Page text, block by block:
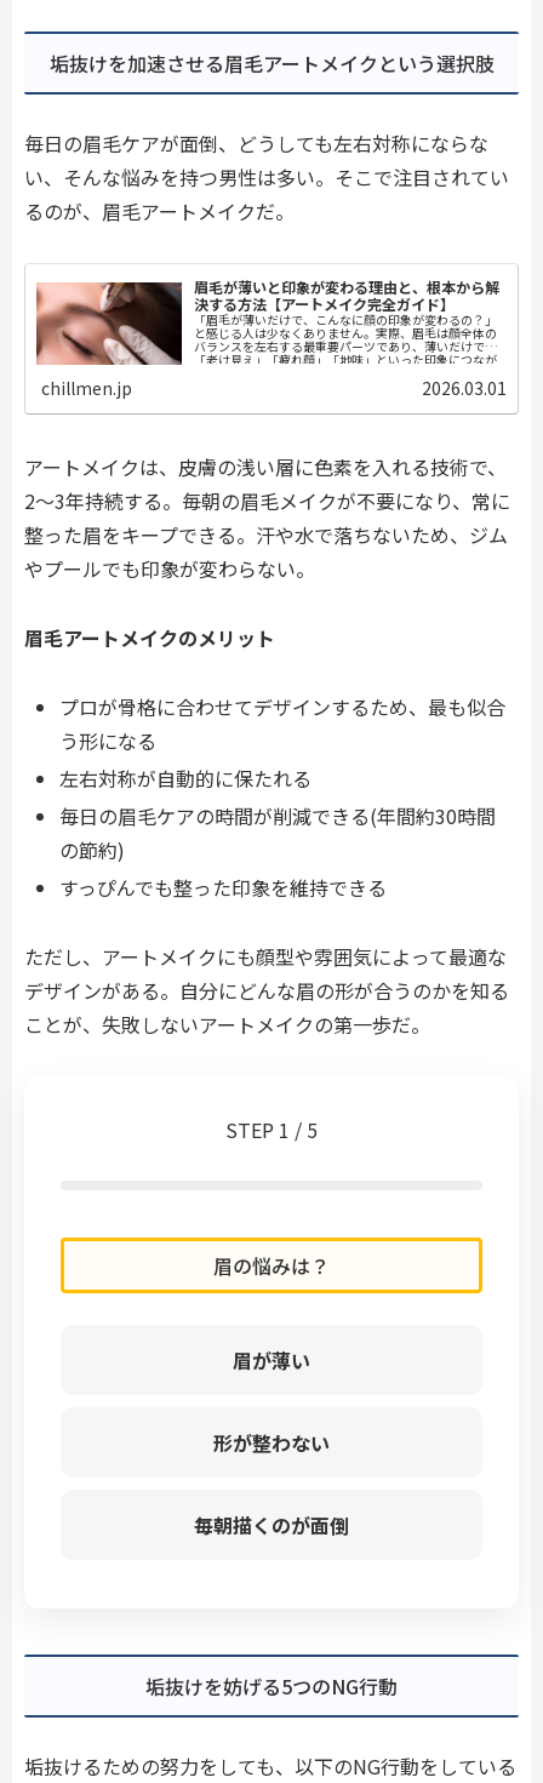
垢抜けを加速させる眉毛アートメイクという選択肢
毎日の眉毛ケアが面倒、どうしても左右対称にならな
い、そんな悩みを持つ男性は多い。そこで注目されてい
るのが、眉毛アートメイクだ。
眉毛が薄いと印象が変わる理由と、根本から解
決する方法【アートメイク完全ガイド】
「眉毛が薄いだけで、こんなに顔の印象が変わるの？」
と感じる人は少なくありません。実際、眉毛は顔全体の
バランスを左右する最重要パーツであり、薄いだけで
「老け見え」「疲れ顔」「地味」といった印象につなが
chillmen.jp 2026.03.01
アートメイクは、皮膚の浅い層に色素を入れる技術で、
2〜3年持続する。毎朝の眉毛メイクが不要になり、常に
整った眉をキープできる。汗や水で落ちないため、ジム
やプールでも印象が変わらない。
眉毛アートメイクのメリット
プロが骨格に合わせてデザインするため、最も似合
う形になる
左右対称が自動的に保たれる
毎日の眉毛ケアの時間が削減できる(年間約30時間
の節約)
すっぴんでも整った印象を維持できる
ただし、アートメイクにも顔型や雰囲気によって最適な
デザインがある。自分にどんな眉の形が合うのかを知る
ことが、失敗しないアートメイクの第一歩だ。
STEP 1 / 5
眉の悩みは？
眉が薄い
形が整わない
毎朝描くのが面倒
垢抜けを妨げる5つのNG行動
垢抜けるための努力をしても、以下のNG行動をしている